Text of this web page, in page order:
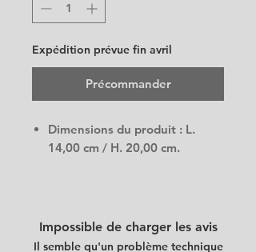
Expédition prévue fin avril
Précommander
Dimensions du produit : L.
14,00 cm / H. 20,00 cm.
Impossible de charger les avis
Il semble qu'un problème technique